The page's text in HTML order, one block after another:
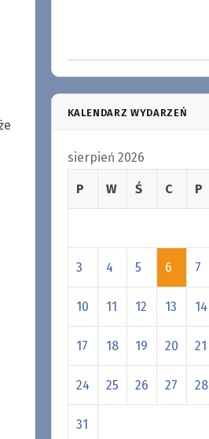
KALENDARZ WYDARZEŃ
sierpień 2026
P W Ś C P
3 4 5 6 7
10 11 12 13 14
17 18 19 20 21
24 25 26 27 28
31